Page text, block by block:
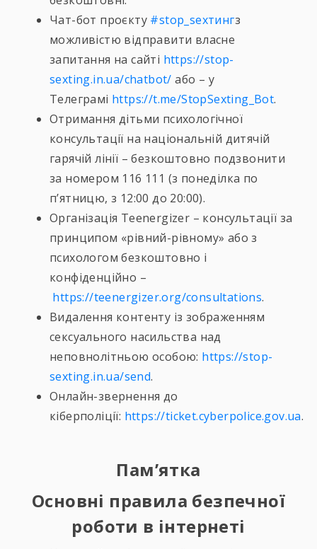
Чат-бот проєкту #stop_sexтингз
можливістю відправити власне
запитання на сайті https://stop-
sexting.in.ua/chatbot/ або – у
Телеграмі https://t.me/StopSexting_Bot.
Отримання дітьми психологічної
консультації на національній дитячій
гарячій лінії – безкоштовно подзвонити
за номером 116 111 (з понеділка по
п’ятницю, з 12:00 до 20:00).
Організація Teenergizer – консультації за
принципом «рівний-рівному» або з
психологом безкоштовно і
конфіденційно –
https://teenergizer.org/consultations.
Видалення контенту із зображенням
сексуального насильства над
неповнолітньою особою: https://stop-
sexting.in.ua/send.
Онлайн-звернення до
кіберполіції: https://ticket.cyberpolice.gov.ua.
Пам’ятка
Основні правила безпечної
роботи в інтернеті